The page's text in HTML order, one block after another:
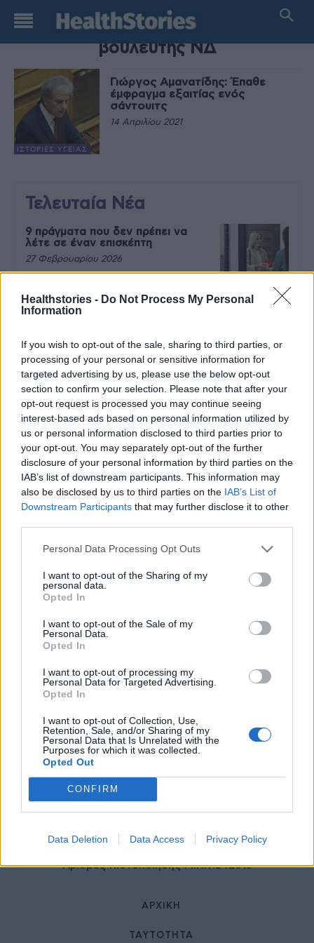
Healthstories - Do Not Process My Personal
Information
If you wish to opt-out of the sale, sharing to third parties, or
processing of your personal or sensitive information for
targeted advertising by us, please use the below opt-out
section to confirm your selection. Please note that after your
opt-out request is processed you may continue seeing
interest-based ads based on personal information utilized by
us or personal information disclosed to third parties prior to
your opt-out. You may separately opt-out of the further
disclosure of your personal information by third parties on the
IAB’s list of downstream participants. This information may
also be disclosed by us to third parties on the IAB’s List of
Downstream Participants that may further disclose it to other
Personal Data Processing Opt Outs
I want to opt-out of the Sharing of my
personal data.
Opted In
I want to opt-out of the Sale of my
Personal Data.
Opted In
I want to opt-out of processing my
Personal Data for Targeted Advertising.
Opted In
I want to opt-out of Collection, Use,
Retention, Sale, and/or Sharing of my
Personal Data that Is Unrelated with the
Purposes for which it was collected.
Opted Out
CONFIRM
Data Deletion Data Access Privacy Policy
TAG
βουλευτης ΝΔ
ΙΣΤΟΡΊΕΣ ΥΓΕΊΑΣ
Γιώργος Αμανατίδης: Έπαθε
έμφραγμα εξαιτίας ενός
σάντουιτς
14 Απριλίου 2021
Τελευταία Νέα
9 πράγματα που δεν πρέπει να
λέτε σε έναν επισκέπτη
27 Φεβρουαρίου 2026
την υποστήριξη της Be-Live
27 Φεβρουαρίου 2026
Μεταπροπονητική πείνα: Ο λόγος
που θέλεις να καταβροχθίσεις τα
πάντα μετά την άσκηση
27 Φεβρουαρίου 2026
Ωρίων – Σπάνια νοσήματα
συνδέονται με μνημεία που
27 Φεβρουαρίου 2026
Γεωργιάδης: Πολλαπλά οφέλη από
τη συνεργασία δημοσίου και
27 Φεβρουαρίου 2026
© HealthStories - All rights reserved.
Αριθμός Πιστοποίησης Μ.Η.Τ.242013
ΑΡΧΙΚΉ
ΤΑΥΤΌΤΗΤΑ